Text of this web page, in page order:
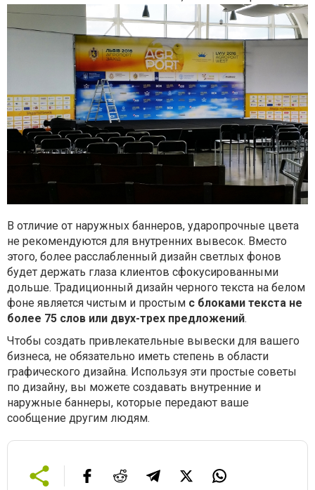
В отличие от наружных баннеров, ударопрочные цвета
не рекомендуются для внутренних вывесок. Вместо
этого, более расслабленный дизайн светлых фонов
будет держать глаза клиентов сфокусированными
дольше. Традиционный дизайн черного текста на белом
фоне является чистым и простым с блоками текста не
более 75 слов или двух-трех предложений.
Чтобы создать привлекательные вывески для вашего
бизнеса, не обязательно иметь степень в области
графического дизайна. Используя эти простые советы
по дизайну, вы можете создавать внутренние и
наружные баннеры, которые передают ваше
сообщение другим людям.